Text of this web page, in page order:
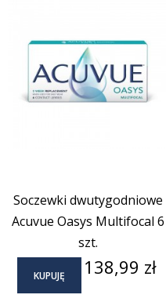
Soczewki dwutygodniowe
Acuvue Oasys Multifocal 6
szt.
KUPUJĘ Cena
138,99 zł